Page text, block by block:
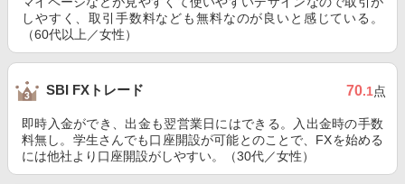
しやすく、取引手数料なども無料なのが良いと感じている。
（60代以上／女性）
SBI FXトレード 70.1点
即時入金ができ、出金も翌営業日にはできる。入出金時の手数
料無し。学生さんでも口座開設が可能とのことで、FXを始める
には他社より口座開設がしやすい。（30代／女性）